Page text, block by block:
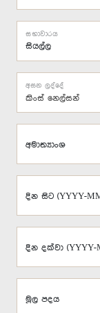
සභාවාරය
කිංස් නෙල්සන්
අසන ලද්දේ
අමාත්‍යාංශ
දින සිට (YYYY-
දින දක්වා (YYYY-
මූල පදය